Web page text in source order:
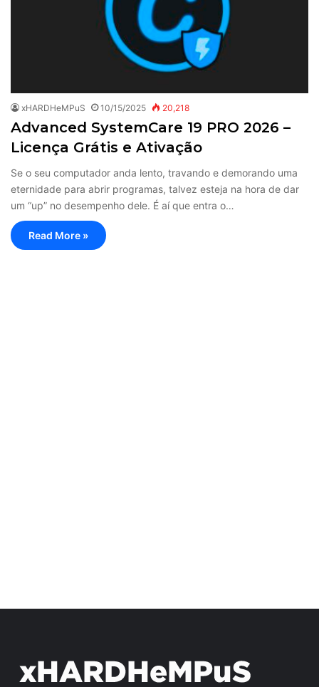
xHARDHeMPuS 10/15/2025 20,218
Advanced SystemCare 19 PRO 2026 –
Licença Grátis e Ativação
Se o seu computador anda lento, travando e demorando uma
eternidade para abrir programas, talvez esteja na hora de dar
um “up” no desempenho dele. É aí que entra o…
Read More »